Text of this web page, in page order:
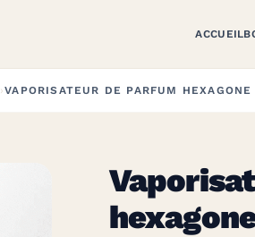
ACCUEIL
›VAPORISATEUR DE PARFUM HEXAGONE